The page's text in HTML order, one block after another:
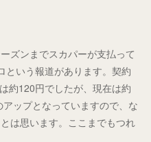
ズンまでスカパーが支払って
という報道があります。契約
約120円でしたが、現在は約
ップとなっていますので、な
は思います。ここまでもつれ